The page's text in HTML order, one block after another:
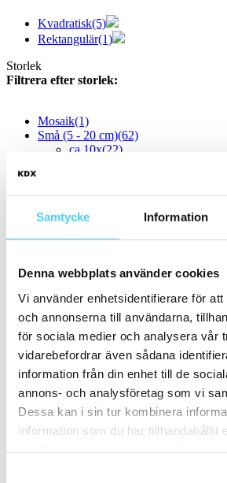
Samtycke Information
Denna webbplats använder cookies
Vi använder enhetsidentifierare för
och annonserna till användarna,
för sociala medier och analysera vår
vidarebefordrar även sådana
information från din enhet till de
annons- och analysföretag som vi
Dessa kan i sin tur kombinera
information som du har tillhandahållit
Kvadratisk(5)
Rektangulär(1)
Storlek
Filtrera efter storlek:
Mosaik(1)
Små (5 - 20 cm)(62)
ca 10x(22)
ca 10x30 cm(1)
ca 15x(35)
ca 15x15 cm
15x15 cm(34)
ca 15x60 cm(1)
15x60 cm(1)
ca 20x
(6)
ca 20x20 cm(5)
20x20 cm(5)
20x10 cm(1)
Mellan (25 - 50 cm)
(19)
ca 30x(19)
ca 30x10 cm(1)